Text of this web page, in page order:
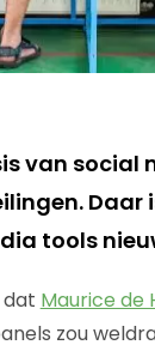
van social
Daar
tools
dat Maurice de
zou